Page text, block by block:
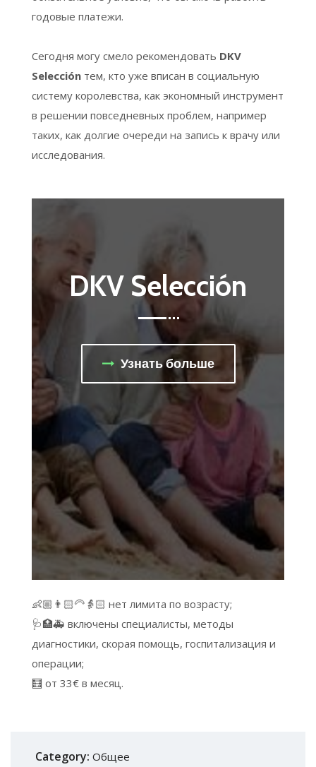
годовые платежи.
Сегодня могу смело рекомендовать DKV
Selección тем, кто уже вписан в социальную
систему королевства, как экономный инструмент
в решении повседневных проблем, например
таких, как долгие очереди на запись к врачу или
исследования.
DKV Selección
Узнать больше
👶🏼👨🏻‍🦳👵🏻 нет лимита по возрасту;
🩺🏥🚑 включены специалисты, методы
диагностики, скорая помощь, госпитализация и
операции;
🧮 от 33€ в месяц.
Category: Общее